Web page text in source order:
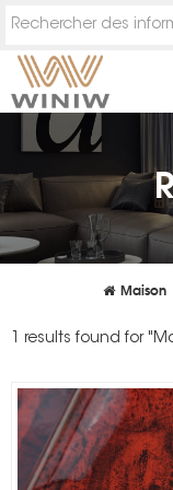
Maison
1 results found for